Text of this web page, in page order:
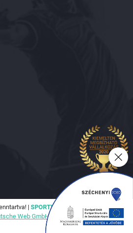
| SPORTVILÁG Hungary Kft.
Web GmbH. Seo Tools Kft.